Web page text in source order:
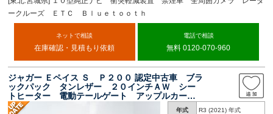
ークルーズ ＥＴＣ Ｂｌｕｅｔｏｏｔｈ
ネットで相談
在庫確認・見積もり依頼
電話で相談
無料 0120-070-960
ジャガー Ｅペイス Ｓ Ｐ２００ 認定中古車 ブラ
ックパック タンレザー ２０インチＡＷ シー
トヒーター 電動テールゲート アップルカープ
レイ アンドロイドオート
年式 R3 (2021) 年式